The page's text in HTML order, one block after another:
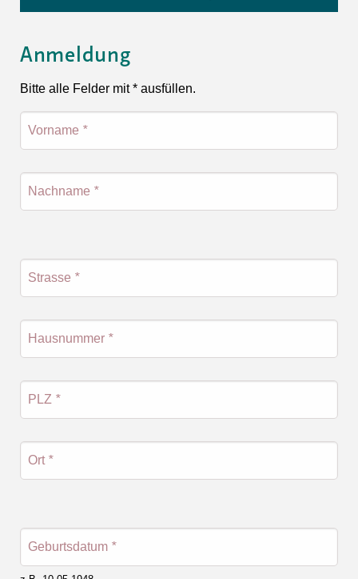
Anmeldung
Bitte alle Felder mit * ausfüllen.
Vorname *
Nachname *
Strasse *
Hausnummer *
PLZ *
Ort *
Geburtsdatum *